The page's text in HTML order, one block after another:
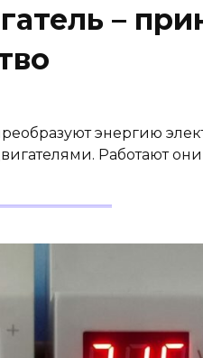
–
энергию
Работают